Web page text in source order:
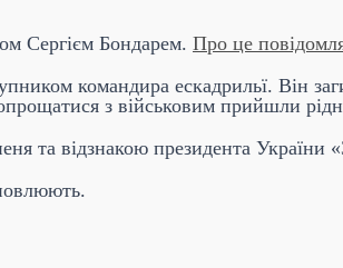
Сергієм Бондарем. Про це
командира ескадрильї. Він
з військовим прийшли
та відзнакою президента України